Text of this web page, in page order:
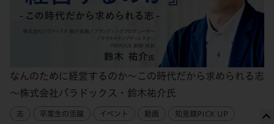
なんのために経営するのか～この時代だから求められる志
～株式会社パラドックス・鈴木祐介氏
志 卒業生の活躍 イベント 動画 知見録PICK UP